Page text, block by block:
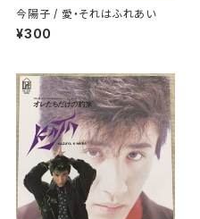
今陽子 / 愛・それはふれあい
¥300